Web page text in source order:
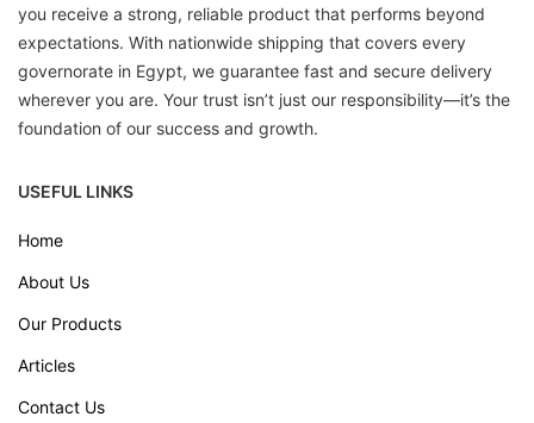
you receive a strong, reliable product that performs beyond
expectations. With nationwide shipping that covers every
governorate in Egypt, we guarantee fast and secure delivery
wherever you are. Your trust isn’t just our responsibility—it’s the
foundation of our success and growth.
USEFUL LINKS
Home
About Us
Our Products
Articles
Contact Us